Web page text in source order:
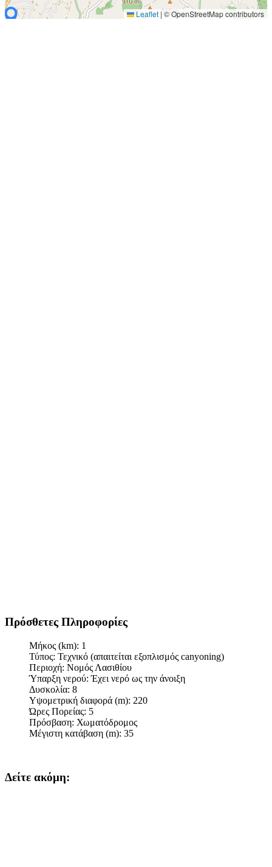
Leaflet |© OpenStreetMap contributors
Πρόσθετες Πληροφορίες
Μήκος (km): 1
Τύπος: Τεχνικό (απαιτείται εξοπλισμός canyoning)
Περιοχή: Νομός Λασιθίου
Ύπαρξη νερού:Έχει νερό ως την άνοιξη
Δυσκολία: 8
Υψομετρική διαφορά (m): 220
Ώρες Πορείας: 5
Πρόσβαση: Χωματόδρομος
Μέγιστη κατάβαση (m): 35
Δείτε ακόμη: